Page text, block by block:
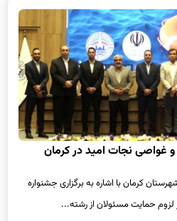
غواصی نجات امید در کرمان
کرمان با اشاره به برگزاری جشنواره
حمایت مسئولان از رشته...